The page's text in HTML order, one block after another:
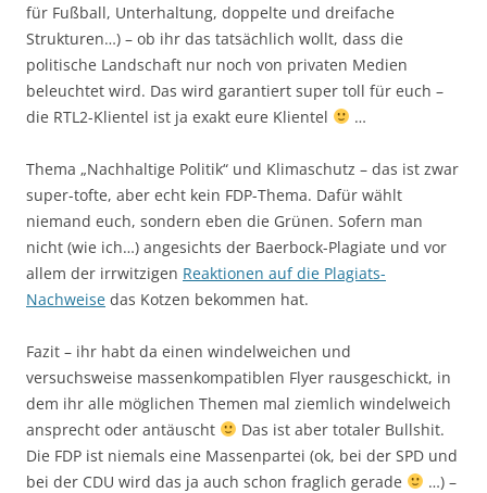
für Fußball, Unterhaltung, doppelte und dreifache
Strukturen…) – ob ihr das tatsächlich wollt, dass die
politische Landschaft nur noch von privaten Medien
beleuchtet wird. Das wird garantiert super toll für euch –
die RTL2-Klientel ist ja exakt eure Klientel
…
Thema „Nachhaltige Politik“ und Klimaschutz – das ist zwar
super-tofte, aber echt kein FDP-Thema. Dafür wählt
niemand euch, sondern eben die Grünen. Sofern man
nicht (wie ich…) angesichts der Baerbock-Plagiate und vor
allem der irrwitzigen Reaktionen auf die Plagiats-
Nachweise das Kotzen bekommen hat.
Fazit – ihr habt da einen windelweichen und
versuchsweise massenkompatiblen Flyer rausgeschickt, in
dem ihr alle möglichen Themen mal ziemlich windelweich
ansprecht oder antäuscht
Das ist aber totaler Bullshit.
Die FDP ist niemals eine Massenpartei (ok, bei der SPD und
bei der CDU wird das ja auch schon fraglich gerade
…) –